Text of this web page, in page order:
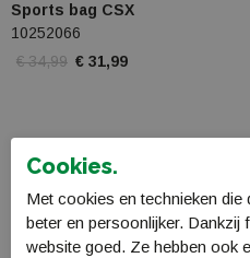
Sports bag CSX
10252066
€ 34,99 € 31,99
Cookies.
Met cookies en technieken die
beter en persoonlijker.
website goed. Ze hebben ook